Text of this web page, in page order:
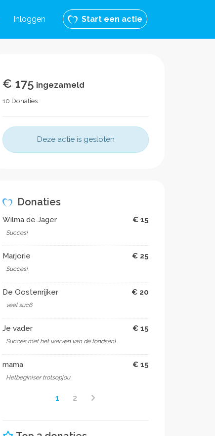
Inloggen Start een actie
€ 175 ingezameld
10 Donaties
Deze actie is gesloten
Donaties
Wilma de Jager € 15
Succes!
Marjorie € 25
Succes!
De Oostenrijker € 20
veel suc6
Je vader € 15
Succes met het werven van de fondsenL
mama € 15
Hetbeginiser trotsopjou
1 2